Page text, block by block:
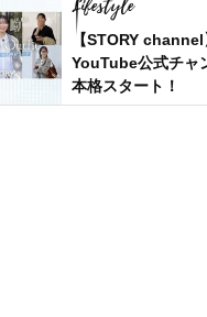
Lifestyle
【STORY channel
YouTube公式チャ
本格スタート！